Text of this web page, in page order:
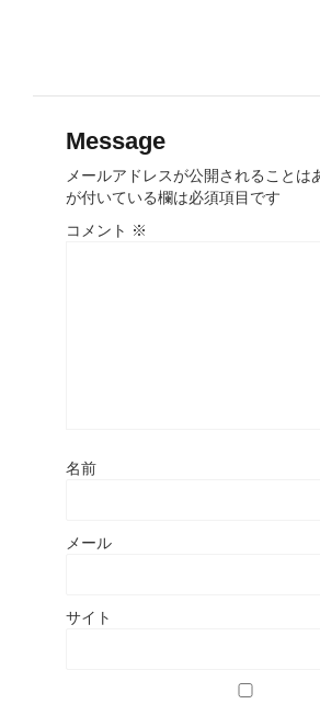
Message
メールアドレスが公開されることは
が付いている欄は必須項目です
コメント ※
名前
メール
サイト